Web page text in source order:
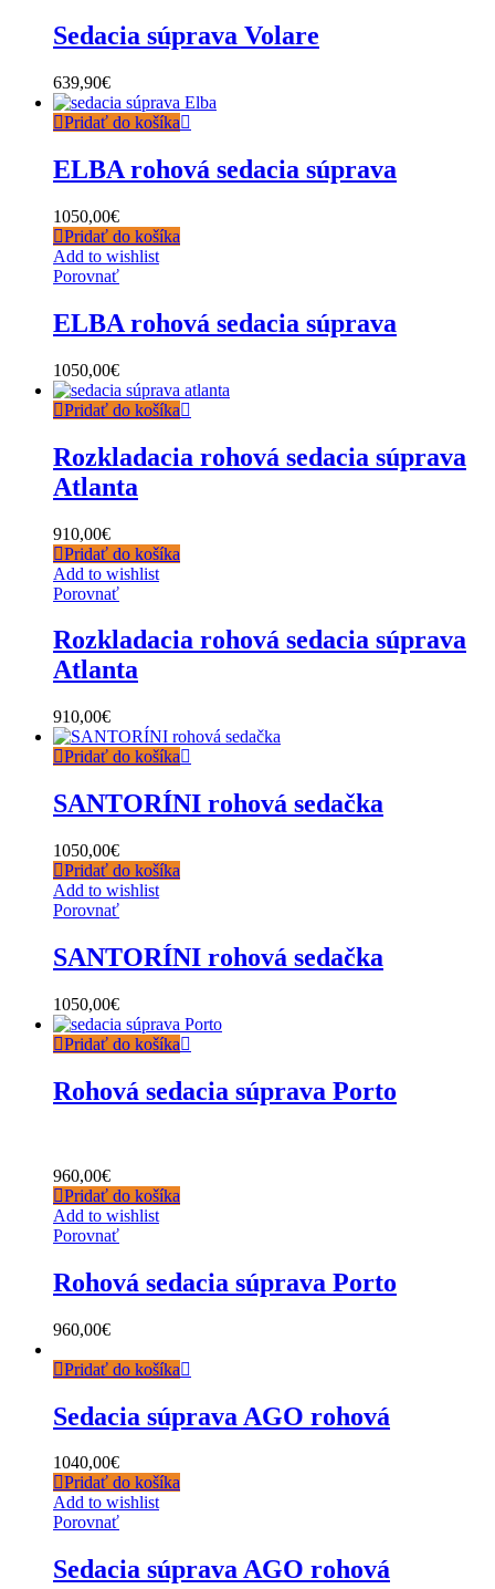
Sedacia súprava Volare
639,90€
Pridať do košíka
ELBA rohová sedacia súprava
1050,00€
Pridať do košíka
Add to wishlist
Porovnať
ELBA rohová sedacia súprava
1050,00€
Pridať do košíka
Rozkladacia rohová sedacia súprava
Atlanta
910,00€
Pridať do košíka
Add to wishlist
Porovnať
Rozkladacia rohová sedacia súprava
Atlanta
910,00€
Pridať do košíka
SANTORÍNI rohová sedačka
1050,00€
Pridať do košíka
Add to wishlist
Porovnať
SANTORÍNI rohová sedačka
1050,00€
Pridať do košíka
Rohová sedacia súprava Porto
960,00€
Pridať do košíka
Add to wishlist
Porovnať
Rohová sedacia súprava Porto
960,00€
Pridať do košíka
Sedacia súprava AGO rohová
1040,00€
Pridať do košíka
Add to wishlist
Porovnať
Sedacia súprava AGO rohová